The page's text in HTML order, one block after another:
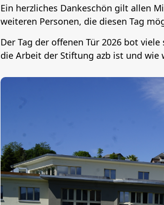
Ein herzliches Dankeschön gilt allen
weiteren Personen, die diesen Tag
Der Tag der offenen Tür 2026 bot
die Arbeit der Stiftung azb ist und